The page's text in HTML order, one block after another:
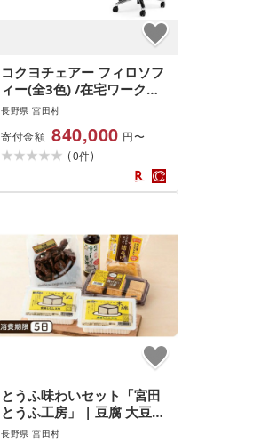
コクヨチェアー フィロソフ
ィー(全3色) /在宅ワーク・
テレワークにお勧めの椅子
長野県 宮田村
寄付金額 840,000 円〜
(0件)
とうふ味わいセット「宮田
とうふ工房」 | 豆腐 大豆食
品 加工品 発酵食品 詰め合
長野県 宮田村